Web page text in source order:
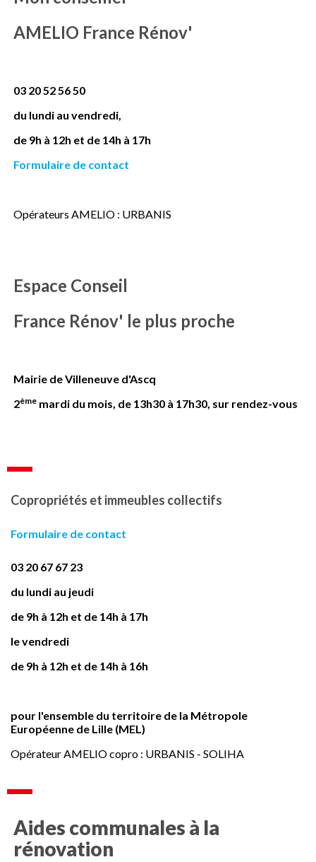
AMELIO France Rénov'
03 20 52 56 50
du lundi au vendredi,
de 9h à 12h et de 14h à 17h
Formulaire de contact
Opérateurs AMELIO : URBANIS
Espace Conseil
France Rénov' le plus proche
Mairie de Villeneuve d'Ascq
2ème mardi du mois, de 13h30 à 17h30, sur rendez-vous
Copropriétés et immeubles collectifs
Formulaire de contact
03 20 67 67 23
du lundi au jeudi
de 9h à 12h et de 14h à 17h
le vendredi
de 9h à 12h et de 14h à 16h
pour l'ensemble du territoire de la Métropole
Européenne de Lille (MEL)
Opérateur AMELIO copro : URBANIS - SOLIHA
Aides communales à la
rénovation